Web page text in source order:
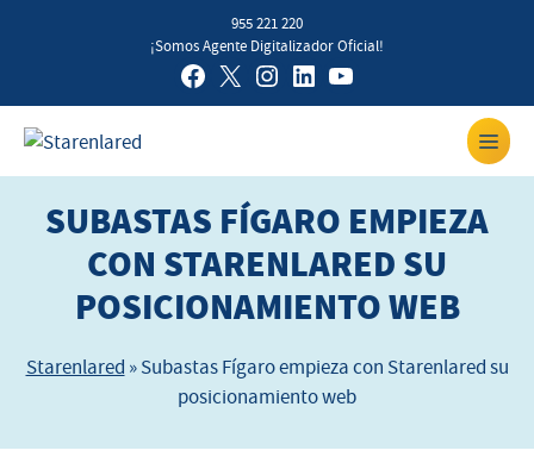
955 221 220
¡Somos Agente Digitalizador Oficial!
SUBASTAS FÍGARO EMPIEZA
CON STARENLARED SU
POSICIONAMIENTO WEB
Starenlared »Subastas Fígaro empieza con Starenlared su
posicionamiento web